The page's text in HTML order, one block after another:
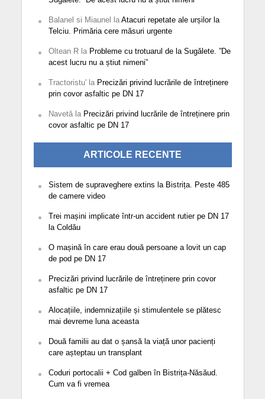
Balanel si Miaunel la Atacuri repetate ale urșilor la
Telciu. Primăria cere măsuri urgente
Oltean Rla Probleme cu trotuarul de la Sugălete. ”De
acest lucru nu a știut nimeni”
Tractoristu'la Precizări privind lucrările de întreținere
prin covor asfaltic pe DN 17
Navetăla Precizări privind lucrările de întreținere prin
covor asfaltic pe DN 17
ARTICOLE RECENTE
Sistem de supraveghere extins la Bistrița. Peste 485
de camere video
Trei mașini implicate într-un accident rutier pe DN 17
la Coldău
O mașină în care erau două persoane a lovit un cap
de pod pe DN 17
Precizări privind lucrările de întreținere prin covor
asfaltic pe DN 17
Alocațiile, indemnizațiile și stimulentele se plătesc
mai devreme luna aceasta
Două familii au dat o șansă la viață unor pacienți
care așteptau un transplant
Coduri portocalii + Cod galben în Bistrița-Năsăud.
Cum va fi vremea